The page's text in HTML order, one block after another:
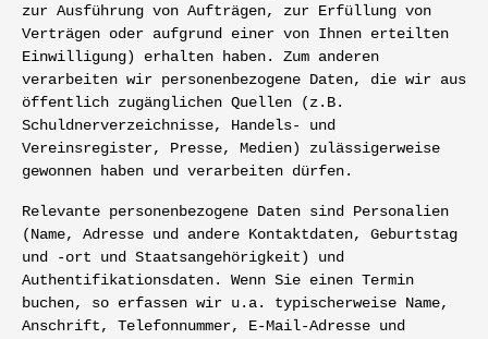
zur Ausführung von Aufträgen, zur Erfüllung von
Verträgen oder aufgrund einer von Ihnen erteilten
Einwilligung) erhalten haben. Zum anderen
verarbeiten wir personenbezogene Daten, die wir aus
öffentlich zugänglichen Quellen (z.B.
Schuldnerverzeichnisse, Handels- und
Vereinsregister, Presse, Medien) zulässigerweise
gewonnen haben und verarbeiten dürfen.
Relevante personenbezogene Daten sind Personalien
(Name, Adresse und andere Kontaktdaten, Geburtstag
und -ort und Staatsangehörigkeit) und
Authentifikationsdaten. Wenn Sie einen Termin
buchen, so erfassen wir u.a. typischerweise Name,
Anschrift, Telefonnummer, E-Mail-Adresse und